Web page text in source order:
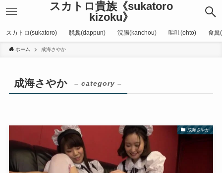
スカトロ貴族《sukatoro
kizoku》
スカトロ(sukatoro) 脱糞(dappun) 浣腸(kanchou) 嘔吐(ohto) 食糞
ホーム 成海さやか
成海さやか – category –
成海さやか